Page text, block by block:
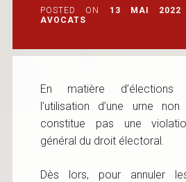
POSTED ON 13 MAI 2022
AVOCATS
En matière d’élections
l’utilisation d’une urne
constitue pas une
général du droit électoral.
Dès lors, pour annuler